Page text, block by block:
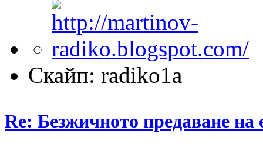
Скайп: radiko1a
Re: Безжичното предаване на